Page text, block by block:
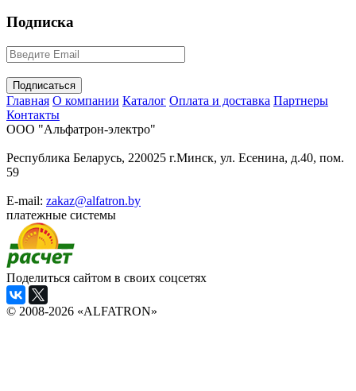
Подписка
Главная О компании Каталог Оплата и доставка Партнеры
Контакты
ООО "Альфатрон-электро"
Республика Беларусь, 220025 г.Минск, ул. Есенина, д.40, пом.
59
E-mail: zakaz@alfatron.by
платежные системы
Поделиться сайтом в своих соцсетях
© 2008-2026 «ALFATRON»